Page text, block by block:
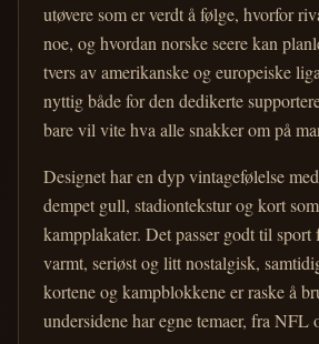
utøvere som er verdt å følge, hvorfor
noe, og hvordan norske seere kan
tvers av amerikanske og europeiske
nyttig både for den dedikerte
bare vil vite hva alle snakker om på
Designet har en dyp vintagefølelse
dempet gull, stadiontekstur og kort
kampplakater. Det passer godt til sport
varmt, seriøst og litt nostalgisk,
kortene og kampblokkene er raske å
undersidene har egne temaer, fra